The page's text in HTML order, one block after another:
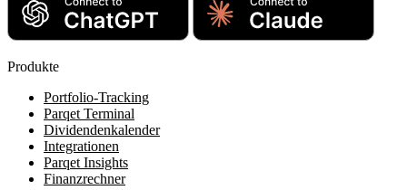
Produkte
Portfolio-Tracking
Parqet Terminal
Dividendenkalender
Integrationen
Parqet Insights
Finanzrechner